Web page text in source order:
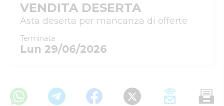
VENDITA DESERTA
Asta deserta per mancanza di offerte
Terminata
Lun 29/06/2026